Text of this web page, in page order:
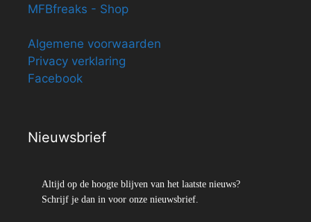
MFBfreaks - Shop
Algemene voorwaarden
Privacy verklaring
Facebook
Nieuwsbrief
Altijd op de hoogte blijven van het laatste nieuws?
Schrijf je dan in voor onze nieuwsbrief.